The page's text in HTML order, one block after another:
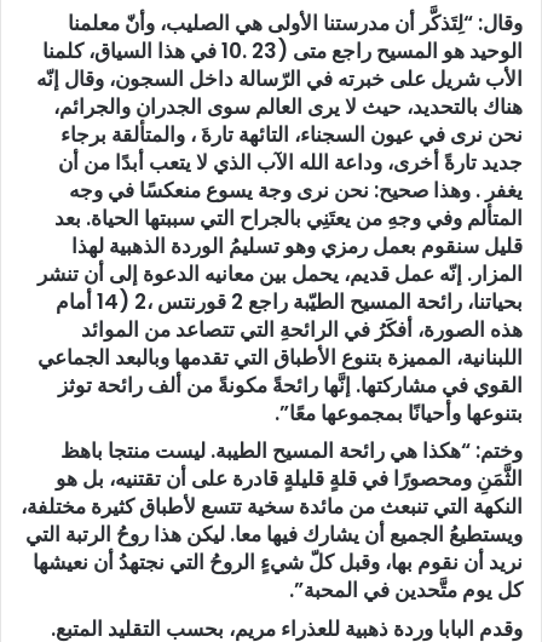
وقال: “لِتَذكَّر أن مدرستنا الأولى هي الصليب، وأنّ معلمنا
الوحيد هو المسيح راجع متى (23 .10 في هذا السياق، كلمنا
الأب شريل على خبرته في الرّسالة داخل السجون، وقال إنّه
هناك بالتحديد، حيث لا يرى العالم سوى الجدران والجرائم،
نحن نرى في عيون السجناء، التائهة تارةَ ، والمتألقة برجاء
جديد تارةً أخرى، وداعة الله الآب الذي لا يتعب أبدًا من أن
يغفر . وهذا صحيح: نحن نرى وجة يسوع منعكسًا في وجه
المتألم وفي وجهِ من يعتَنِي بالجراح التي سببتها الحياة. بعد
قليل سنقوم بعمل رمزي وهو تسليمُ الوردة الذهبية لهذا
المزار. إنّه عمل قديم، يحمل بين معانيه الدعوة إلى أن تنشر
بحياتنا، رائحة المسيح الطيّبة راجع 2 قورنتس ،2 (14 أمام
هذه الصورة، أفكَرُ في الرائحةِ التي تتصاعد من الموائد
اللبنانية، المميزة بتنوع الأطباق التي تقدمها وبالبعد الجماعي
القوي في مشاركتها. إنَّها رائحةً مكونةً من ألف رائحة توثز
بتنوعها وأحيانًا بمجموعها معًا”.
وختم: “هكذا هي رائحة المسيح الطيبة. ليست منتجا باهظ
الثَّمَنِ ومحصورًا في قلةٍ قليلةٍ قادرة على أن تقتنيه، بل هو
النكهة التي تنبعث من مائدة سخية تتسع لأطباق كثيرة مختلفة،
ويستطيعُ الجميع أن يشارك فيها معا. ليكن هذا روحُ الرتبة التي
نريد أن نقوم بها، وقبل كلّ شيءٍ الروحُ التي نجتهدُ أن نعيشها
كل يوم متَّحدين في المحبة”.
وقدم البابا وردة ذهبية للعذراء مريم، بحسب التقليد المتبع.